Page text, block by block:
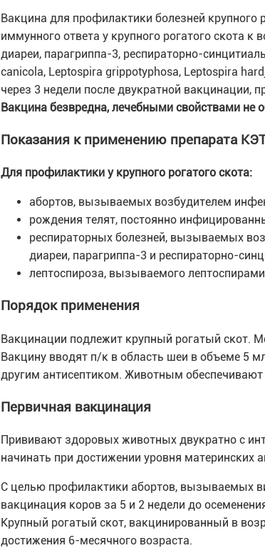
Вакцина для профилактики болезней
иммунного ответа у крупного рогатого скота
диареи, парагриппа-3, респираторно-
canicola, Leptospira grippotyphosa, Leptospira
через 3 недели после двукратной вакцинации,
Вакцина безвредна, лечебными свойствами не
Показания к применению препарата
Для профилактики у крупного рогатого скота:
абортов, вызываемых возбудителем
рождения телят, постоянно
респираторных болезней, вызываемых
диареи, парагриппа-3 и респираторно-
лептоспироза, вызываемого
Порядок применения
Вакцинации подлежит крупный рогатый скот.
Вакцину вводят п/к в область шеи в объеме 5
другим антисептиком. Животным
Первичная вакцинация
Прививают здоровых животных двукратно с
начинать при достижении уровня материнских
С целью профилактики абортов, вызываемых
вакцинация коров за 5 и 2 недели до
Крупный рогатый скот, вакцинированный в
достижения 6-месячного возраста.